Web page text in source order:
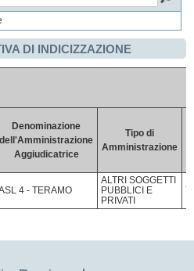
DI INDICIZZAZIONE
Denominazione
dell'Amministrazione
Aggiudicatrice
Tipo di
Amministrazione
4 - TERAMO
ALTRI SOGGETTI
PUBBLICI E
PRIVATI